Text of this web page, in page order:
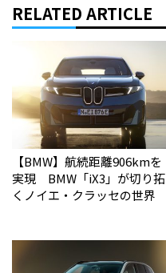
RELATED ARTICLE
【BMW】航続距離906kmを
実現 BMW「iX3」が切り拓
くノイエ・クラッセの世界